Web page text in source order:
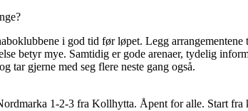
i god tid før løpet. Legg
betyr mye. Samtidig er gode arenaer, tydelig
tar gjerne med seg flere neste gang også.
1-2-3 fra Kollhytta. Åpent for alle. Start fra